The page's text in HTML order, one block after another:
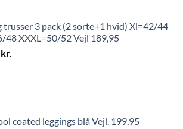
trusser 3 pack (2 sorte+1 hvid) Xl=42/44
48 XXXL=50/52 Vejl 189,95
kr.
coated leggings blå Vejl. 199,95